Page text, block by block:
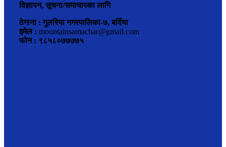
विज्ञापन, सूचना/समाचारका लागि
ठेगाना : गुलरिया नगरपालिका-७, बर्दिया
इमेल : mountainsamachar@gmail.com
फोन : ९८५८०७७७७५